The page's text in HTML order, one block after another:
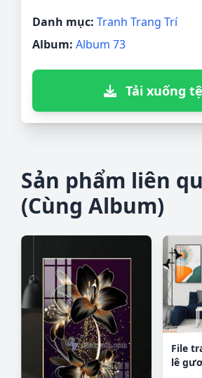
Danh mục: Tranh Trang Trí
Album: Album 73
Tải xuống
Sản phẩm liên
(Cùng Album)
File
lê